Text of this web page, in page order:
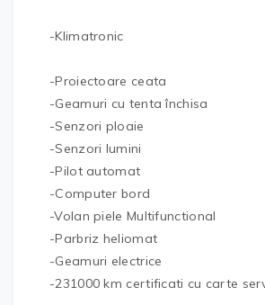
-Klimatronic
-Proiectoare ceata
-Geamuri cu tenta închisa
-Senzori ploaie
-Senzori lumini
-Pilot automat
-Computer bord
-Volan piele Multifunctional
-Parbriz heliomat
-Geamuri electrice
-231000 km certificati cu carte